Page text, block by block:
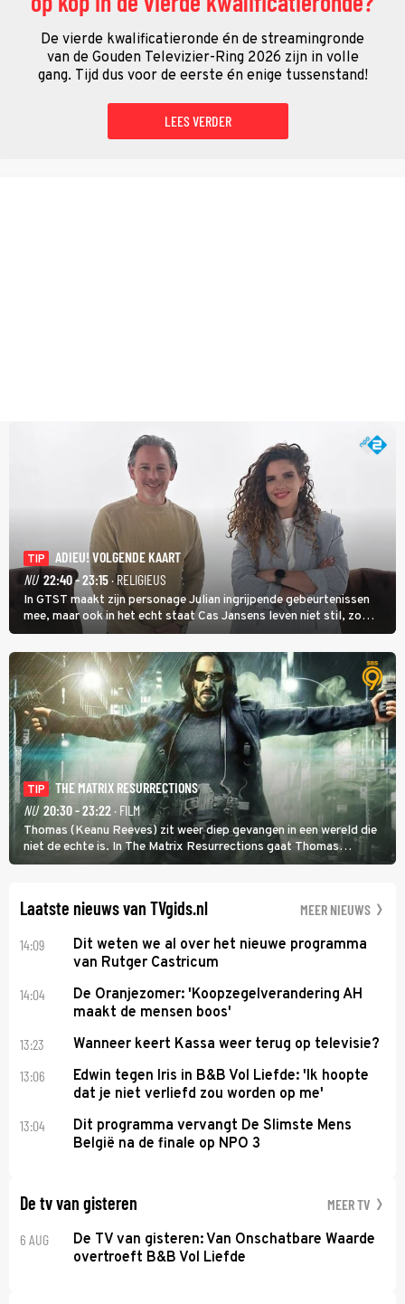
De vierde kwalificatieronde én de streamingronde
van de Gouden Televizier-Ring 2026 zijn in volle
gang. Tijd dus voor de eerste én enige tussenstand!
LEES VERDER
TIP
ADIEU! VOLGENDE KAART
NU 22:40 - 23:15· RELIGIEUS
In GTST maakt zijn personage Julian ingrijpende gebeurtenissen
mee, maar ook in het echt staat Cas Jansens leven niet stil, zo
vertelt hij in Adieu! Volgende Kaart.
TIP
THE MATRIX RESURRECTIONS
NU 20:30 - 23:22 · FILM
Thomas (Keanu Reeves) zit weer diep gevangen in een wereld die
niet de echte is. In The Matrix Resurrections gaat Thomas
proberen uit deze schijnwereld te ontsnappen.
Laatste nieuws van TVgids.nl MEER NIEUWS
14:09
Dit weten we al over het nieuwe programma
van Rutger Castricum
14:04
De Oranjezomer: 'Koopzegelverandering AH
maakt de mensen boos'
13:23 Wanneer keert Kassa weer terug op televisie?
13:06
Edwin tegen Iris in B&B Vol Liefde: 'Ik hoopte
dat je niet verliefd zou worden op me'
13:04
Dit programma vervangt De Slimste Mens
België na de finale op NPO 3
De tv van gisteren MEER TV
6 AUG
De TV van gisteren: Van Onschatbare Waarde
overtroeft B&B Vol Liefde